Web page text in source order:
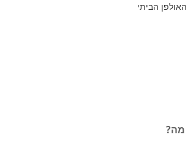
האולפן הביתי
מה?